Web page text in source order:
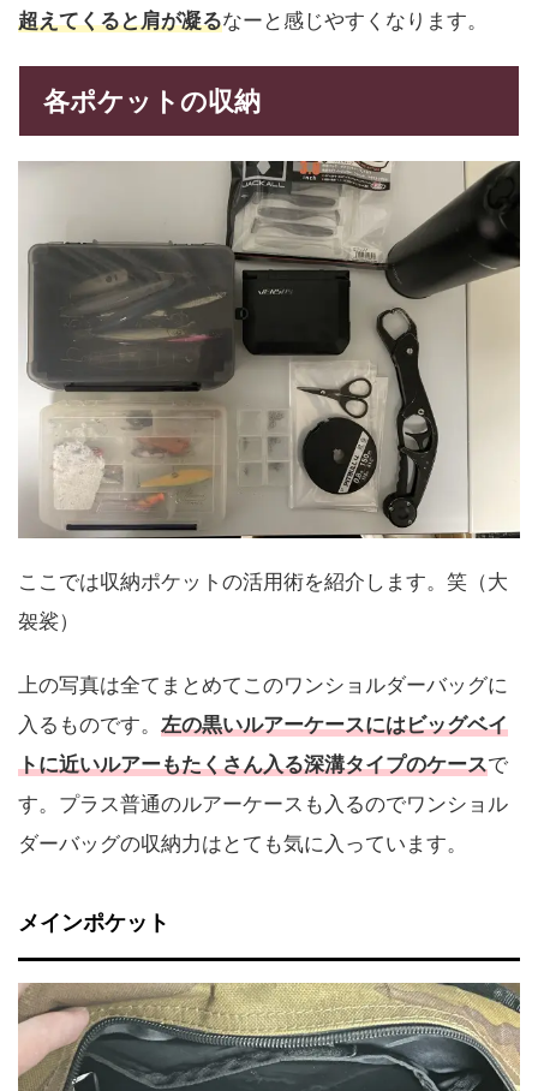
超えてくると肩が凝るなーと感じやすくなります。
各ポケットの収納
ここでは収納ポケットの活用術を紹介します。笑（大
袈裟）
上の写真は全てまとめてこのワンショルダーバッグに
入るものです。 左の黒いルアーケースにはビッグベイ
トに近いルアーもたくさん入る深溝タイプのケースで
す。プラス普通のルアーケースも入るのでワンショル
ダーバッグの収納力はとても気に入っています。
メインポケット